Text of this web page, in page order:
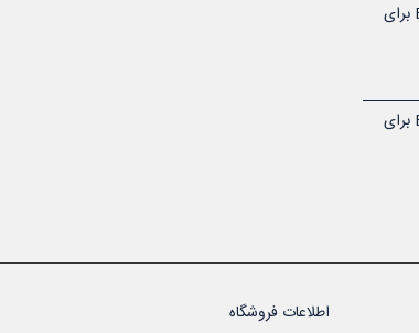
شماره سیم حلقه ای EC-3 برای
شماره سیم حلقه ای EC-2 برای
اطلاعات فروشگاه